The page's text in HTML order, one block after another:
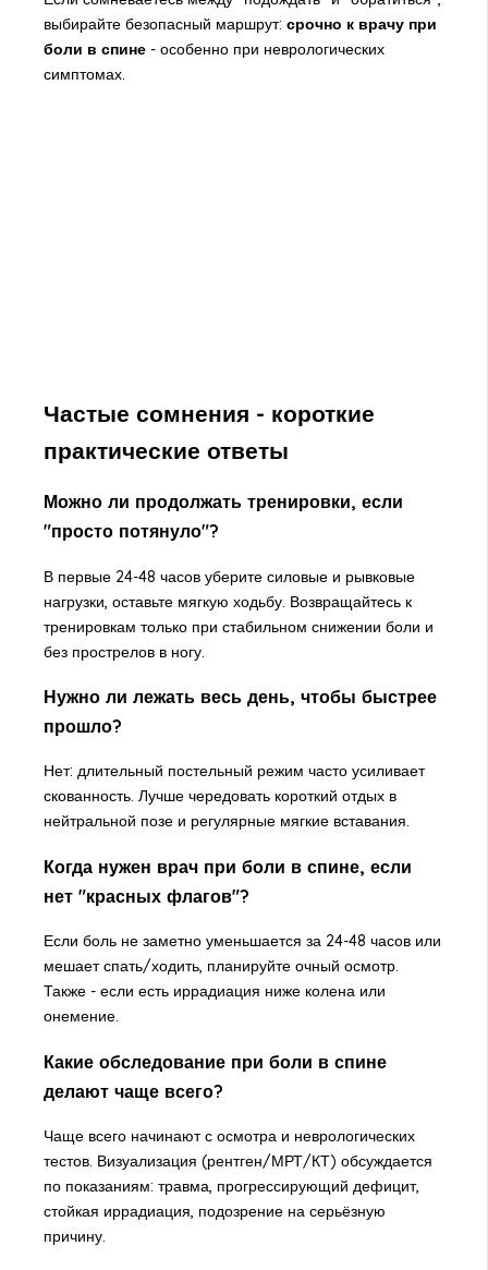
выбирайте безопасный маршрут: срочно к врачу при
боли в спине- особенно при неврологических
симптомах.
Частые сомнения - короткие
практические ответы
Можно ли продолжать тренировки, если
"просто потянуло"?
В первые 24-48 часов уберите силовые и рывковые
нагрузки, оставьте мягкую ходьбу. Возвращайтесь к
тренировкам только при стабильном снижении боли и
без прострелов в ногу.
Нужно ли лежать весь день, чтобы быстрее
прошло?
Нет: длительный постельный режим часто усиливает
скованность. Лучше чередовать короткий отдых в
нейтральной позе и регулярные мягкие вставания.
Когда нужен врач при боли в спине, если
нет "красных флагов"?
Если боль не заметно уменьшается за 24-48 часов или
мешает спать/ходить, планируйте очный осмотр.
Также - если есть иррадиация ниже колена или
онемение.
Какие обследование при боли в спине
делают чаще всего?
Чаще всего начинают с осмотра и неврологических
тестов. Визуализация (рентген/МРТ/КТ) обсуждается
по показаниям: травма, прогрессирующий дефицит,
стойкая иррадиация, подозрение на серьёзную
причину.